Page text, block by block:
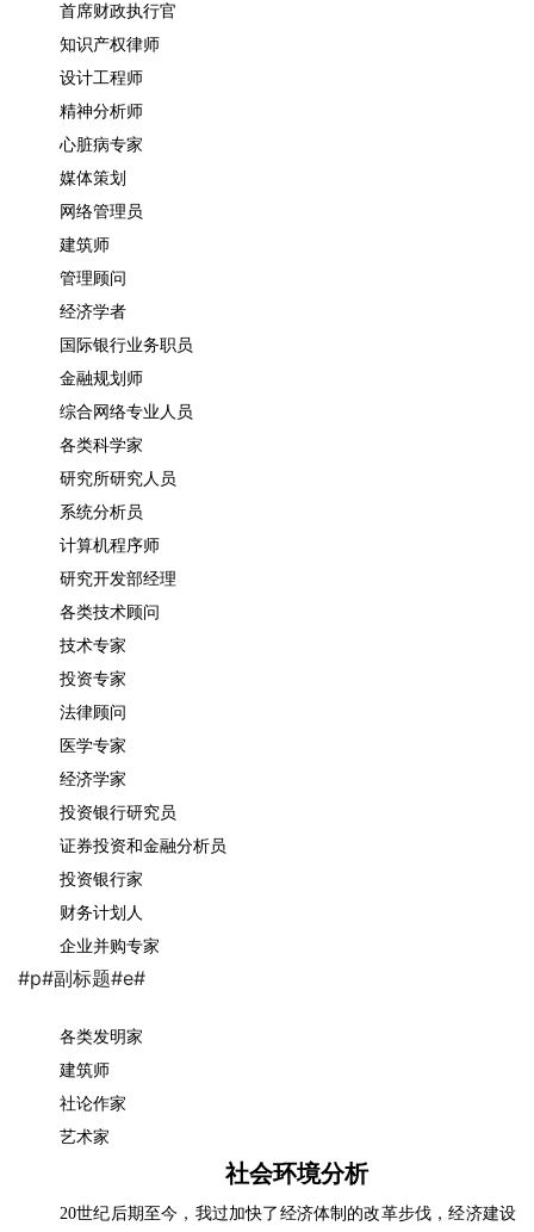
首席财政执行官
知识产权律师
设计工程师
精神分析师
心脏病专家
媒体策划
网络管理员
建筑师
管理顾问
经济学者
国际银行业务职员
金融规划师
综合网络专业人员
各类科学家
研究所研究人员
系统分析员
计算机程序师
研究开发部经理
各类技术顾问
技术专家
投资专家
法律顾问
医学专家
经济学家
投资银行研究员
证券投资和金融分析员
投资银行家
财务计划人
企业并购专家
#p#副标题#e#
各类发明家
建筑师
社论作家
艺术家
社会环境分析
20世纪后期至今，我过加快了经济体制的改革步伐，经济建设